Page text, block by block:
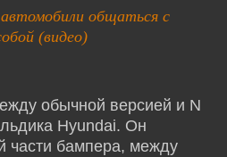
общаться с
(видео)
обычной версией и N
Hyundai. Он
части бампера, между